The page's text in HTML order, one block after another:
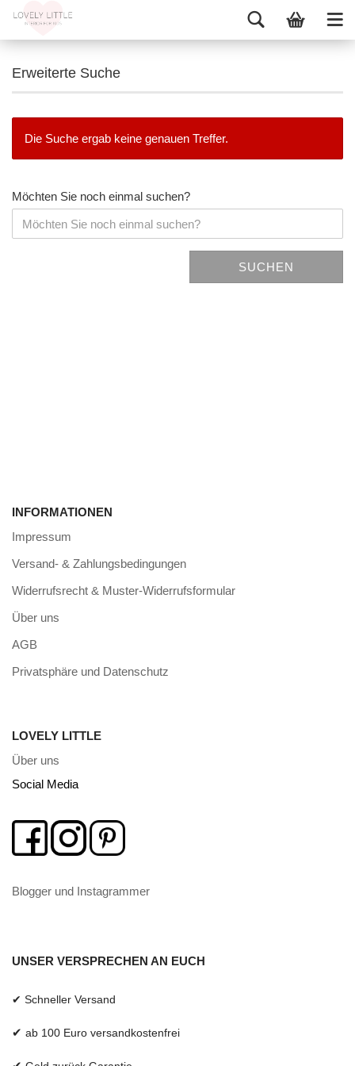
Erweiterte Suche
Die Suche ergab keine genauen Treffer.
Möchten Sie noch einmal suchen?
SUCHEN
INFORMATIONEN
Impressum
Versand- & Zahlungsbedingungen
Widerrufsrecht & Muster-Widerrufsformular
Über uns
AGB
Privatsphäre und Datenschutz
LOVELY LITTLE
Über uns
Social Media
Blogger und Instagrammer
UNSER VERSPRECHEN AN EUCH
✔ Schneller Versand
✔ ab 100 Euro versandkostenfrei